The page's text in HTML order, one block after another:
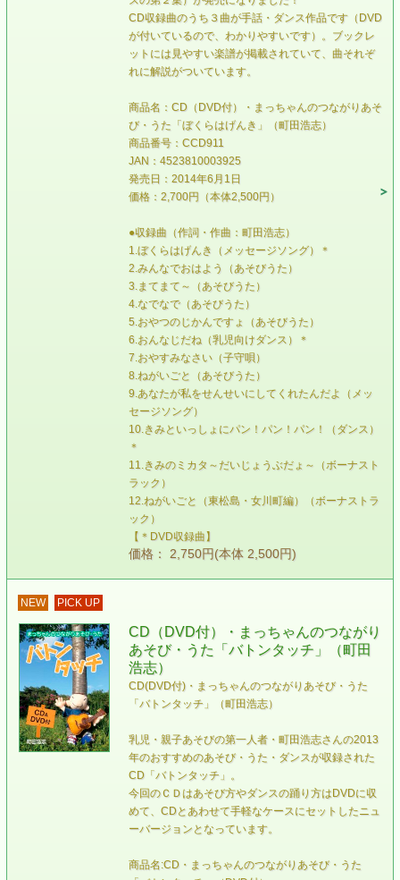
CD収録曲のうち３曲が手話・ダンス作品です（DVD
が付いているので、わかりやすいです）。ブックレ
ットには見やすい楽譜が掲載されていて、曲それぞ
れに解説がついています。
商品名：CD（DVD付）・まっちゃんのつながりあそ
び・うた「ぼくらはげんき」（町田浩志）
商品番号：CCD911
JAN：4523810003925
発売日：2014年6月1日
価格：2,700円（本体2,500円）
●収録曲（作詞・作曲：町田浩志）
1.ぼくらはげんき（メッセージソング）＊
2.みんなでおはよう（あそびうた）
3.まてまて～（あそびうた）
4.なでなで（あそびうた）
5.おやつのじかんですょ（あそびうた）
6.おんなじだね（乳児向けダンス）＊
7.おやすみなさい（子守唄）
8.ねがいごと（あそびうた）
9.あなたが私をせんせいにしてくれたんだよ（メッ
セージソング）
10.きみといっしょにパン！パン！パン！（ダンス）
＊
11.きみのミカタ～だいじょうぶだょ～（ボーナスト
ラック）
12.ねがいごと（東松島・女川町編）（ボーナストラ
ック）
【＊DVD収録曲】
価格： 2,750円(本体 2,500円)
NEW PICK UP
CD（DVD付）・まっちゃんのつながり
あそび・うた「バトンタッチ」（町田
浩志）
CD(DVD付)・まっちゃんのつながりあそび・うた
「バトンタッチ」（町田浩志）
乳児・親子あそびの第一人者・町田浩志さんの2013
年のおすすめのあそび・うた・ダンスが収録された
CD「バトンタッチ」。
今回のＣＤはあそび方やダンスの踊り方はDVDに収
めて、CDとあわせて手軽なケースにセットしたニュ
ーバージョンとなっています。
商品名:CD・まっちゃんのつながりあそび・うた